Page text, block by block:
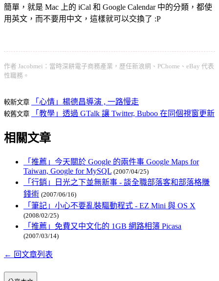
簡單，就是 Mac 上的 iCal 和 Google Calendar 中的分類，都使
用英文，而不要用中文，這樣就可以交換了 :P
作者 Jacobmei：當時深耕電子商務產業，歷任新浪網、PChome、eBay 代表
性職務。
較新文章 「心情」楊德昌導演 , 一路慢走
較舊文章 「教學」透過 GTalk 讓 Twitter, Buboo 在同個視窗更新
相關文章
「推薦」今天關於 Google 的兩件事 Google Maps for
Taiwan, Google for MySQL (2007/04/25)
「行銷」日光之下並無新事 - 談全職部落客和部落格賺
錢術 (2007/06/16)
「筆記」小心不要亂裝驅動程式 - EZ Mini 與 OS X
(2008/02/25)
「推薦」免費又中文化的 1GB 網路相簿 Picasa
(2007/03/14)
← 回文章列表